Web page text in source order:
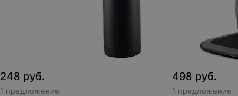
248 руб.
1 предложение
498 руб.
1 предложение